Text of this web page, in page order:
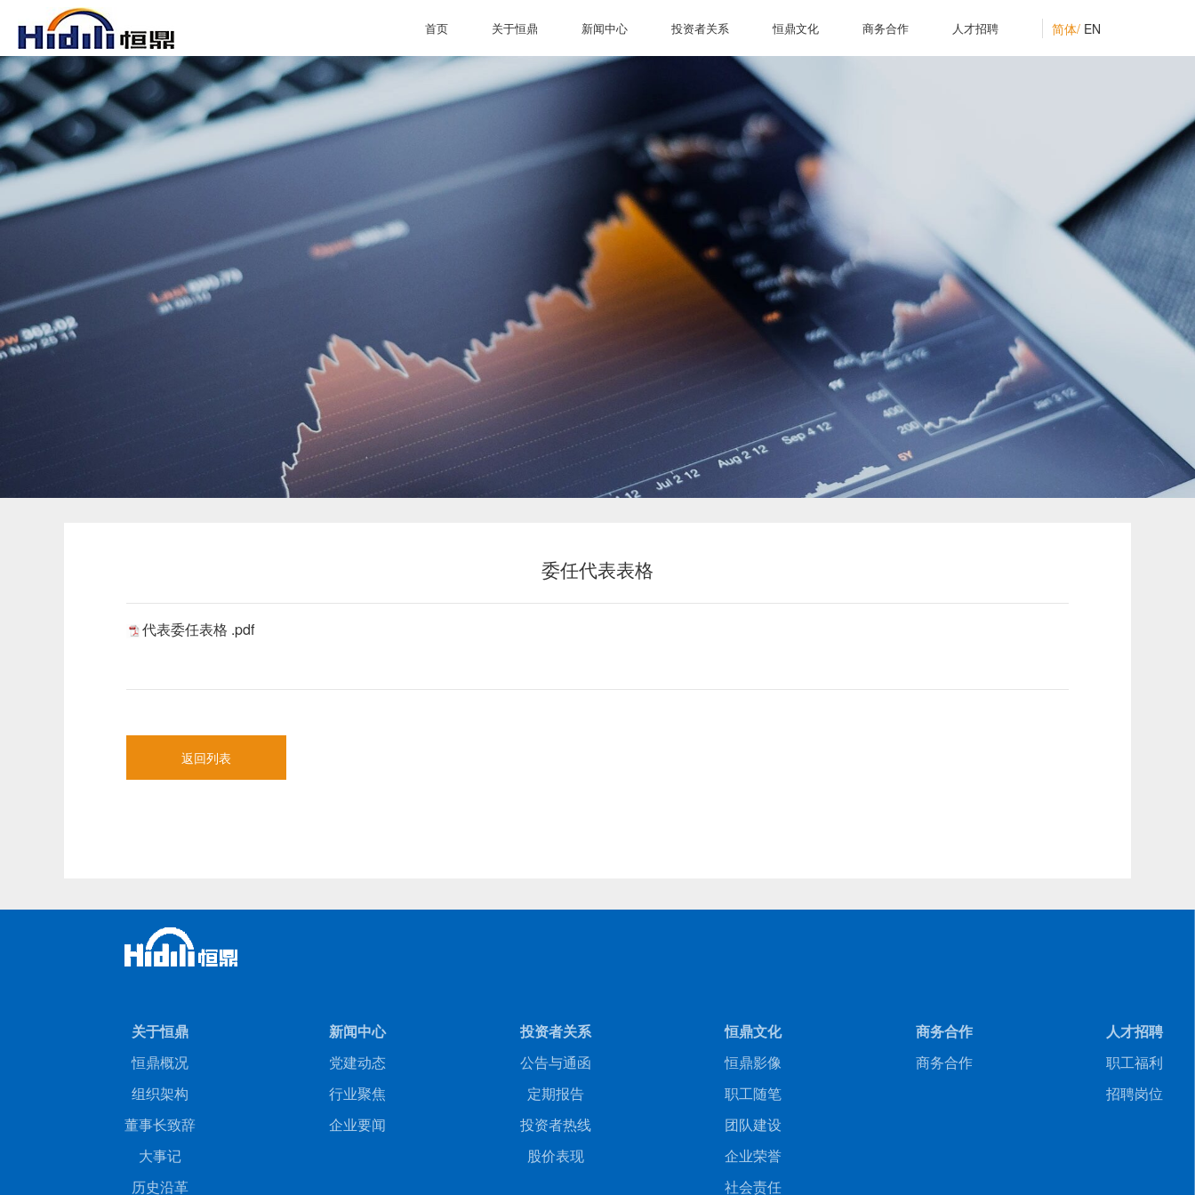
首页
关于恒鼎
新闻中心
商务合作
人才招聘
首页 关于恒鼎 新闻中心 投资者关系 恒鼎文化 商务合作 人才招聘 简体/ EN
委任代表表格
代表委任表格 .pdf
返回列表
关于恒鼎
恒鼎概况
组织架构
董事长致辞
大事记
历史沿革
新闻中心
党建动态
行业聚焦
企业要闻
投资者关系
公告与通函
定期报告
投资者热线
股价表现
恒鼎文化
恒鼎影像
职工随笔
团队建设
企业荣誉
社会责任
商务合作
商务合作
人才招聘
职工福利
招聘岗位